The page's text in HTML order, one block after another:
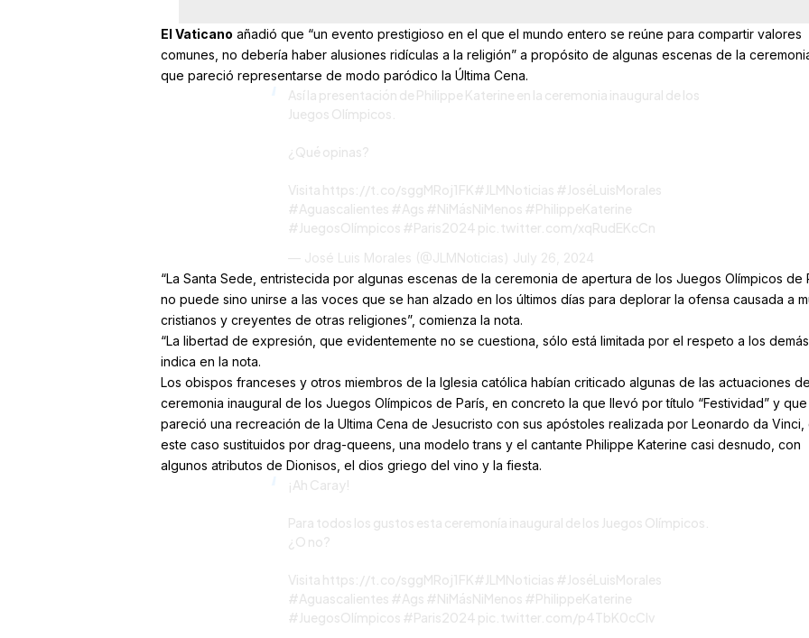
El Vaticano añadió que “un evento prestigioso en el que el mundo entero se reúne para compartir valores
comunes, no debería haber alusiones ridículas a la religión” a propósito de algunas escenas de la
que pareció representarse de modo paródico la Última Cena.
Así la presentación de Philippe Katerine en la ceremonia inaugural de los
Juegos Olímpicos.
¿Qué opinas?
Visita https://t.co/sggMRoj1FK#JLMNoticias #JoséLuisMorales
#Aguascalientes #Ags #NiMásNiMenos #PhilippeKaterine
#JuegosOlímpicos #Paris2024 pic.twitter.com/xqRudEKcCn
— José Luis Morales (@JLMNoticias) July 26, 2024
“La Santa Sede, entristecida por algunas escenas de la ceremonia de apertura de los Juegos Olímpicos de
no puede sino unirse a las voces que se han alzado en los últimos días para deplorar la ofensa causada a
cristianos y creyentes de otras religiones”, comienza la nota.
“La libertad de expresión, que evidentemente no se cuestiona, sólo está limitada por el respeto a los
indica en la nota.
Los obispos franceses y otros miembros de la Iglesia católica habían criticado algunas de las actuaciones
ceremonia inaugural de los Juegos Olímpicos de París, en concreto la que llevó por título “Festividad” y que
pareció una recreación de la Ultima Cena de Jesucristo con sus apóstoles realizada por Leonardo da Vinci,
este caso sustituidos por drag-queens, una modelo trans y el cantante Philippe Katerine casi desnudo, con
algunos atributos de Dionisos, el dios griego del vino y la fiesta.
¡Ah Caray!
Para todos los gustos esta ceremonía inaugural de los Juegos Olímpicos.
¿O no?
Visita https://t.co/sggMRoj1FK#JLMNoticias #JoséLuisMorales
#Aguascalientes #Ags #NiMásNiMenos #PhilippeKaterine
#JuegosOlímpicos #Paris2024 pic.twitter.com/p4TbK0cClv